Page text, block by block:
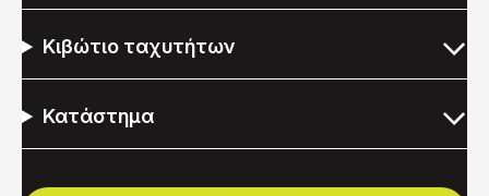
Κιβώτιο ταχυτήτων
Κατάστημα